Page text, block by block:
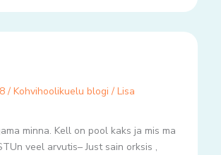
/ Kohvihoolikuelu blogi / Lisa
minna. Kell on pool kaks ja mis ma
veel arvutis– Just sain orksis ,